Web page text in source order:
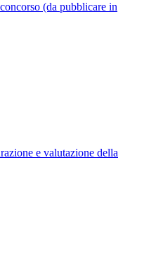
(da pubblicare in
e valutazione della